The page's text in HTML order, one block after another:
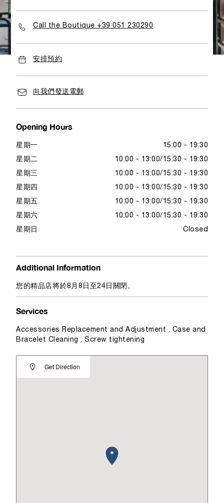
Call the Boutique +39 051 230290
安排預約
向我們發送電郵
Opening Hours
星期一 15:00 - 19:30
星期二 10:00 - 13:00 15:30 - 19:30
星期三 10:00 - 13:00 15:30 - 19:30
星期四 10:00 - 13:00 15:30 - 19:30
星期五 10:00 - 13:00 15:30 - 19:30
星期六 10:00 - 13:00 15:30 - 19:30
星期日 Closed
Additional Information
您的精品店將於8月8日至24日關閉。
Get Direction
Services
Accessories Replacement and Adjustment , Case and
Bracelet Cleaning , Screw tightening